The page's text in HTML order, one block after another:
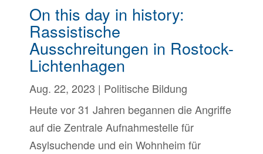
On this day in history:
Rassistische
Ausschreitungen in Rostock-
Lichtenhagen
Aug. 22, 2023 | Politische Bildung
Heute vor 31 Jahren begannen die Angriffe
auf die Zentrale Aufnahmestelle für
Asylsuchende und ein Wohnheim für